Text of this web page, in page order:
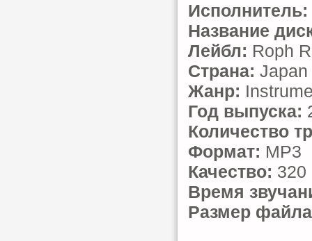
Исполнитель:
Название
Лейбл: Roph
Страна: Japan
Жанр:
Год выпуска:
Количество
Формат: MP3
Качество: 320
Время
Размер